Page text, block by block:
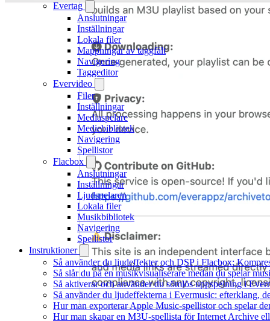
Evertag
Anslutningar
Inställningar
Lokala filer
Mappningar av taggfält
Navigering
Taggeditor
Evervideo
Filer
Inställningar
Mediaspelare
Mediebibliotek
Navigering
Spellistor
Flacbox
Anslutningar
Inställningar
Ljudspelaren
Lokala filer
Musikbibliotek
Navigering
Spellistor
Instruktioner
Så använder du ljudeffekter och DSP i Flacbox:
Så slår du på en musikvisualiserare medan du spelar
Så aktiverar och använder du sömlös uppspelning i
Så använder du ljudeffekterna i Evermusic: efterklang,
Hur man exporterar Apple Music-spellistor och spelar
Hur man skapar en M3U-spellista för Internet Archive